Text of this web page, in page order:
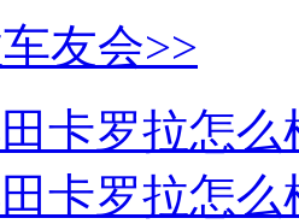
友会>>
卡罗拉怎么
卡罗拉怎么